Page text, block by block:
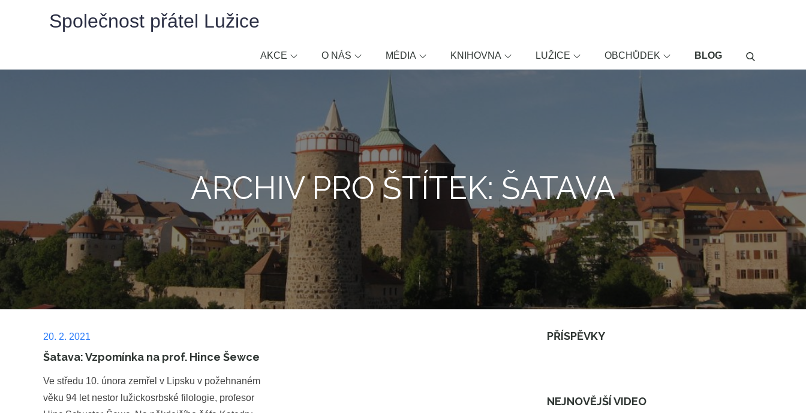
Společnost přátel Lužice
AKCE O NÁS MÉDIA KNIHOVNA LUŽICE OBCHŮDEK BLOG
ARCHIV PRO ŠTÍTEK: ŠATAVA
Posted
on
20. 2. 2021
Šatava: Vzpomínka na prof. Hince Šewce
Ve středu 10. února zemřel v Lipsku v požehnaném
věku 94 let nestor lužickosrbské filologie, profesor
PŘÍSPĚVKY
NEJNOVĚJŠÍ VIDEO